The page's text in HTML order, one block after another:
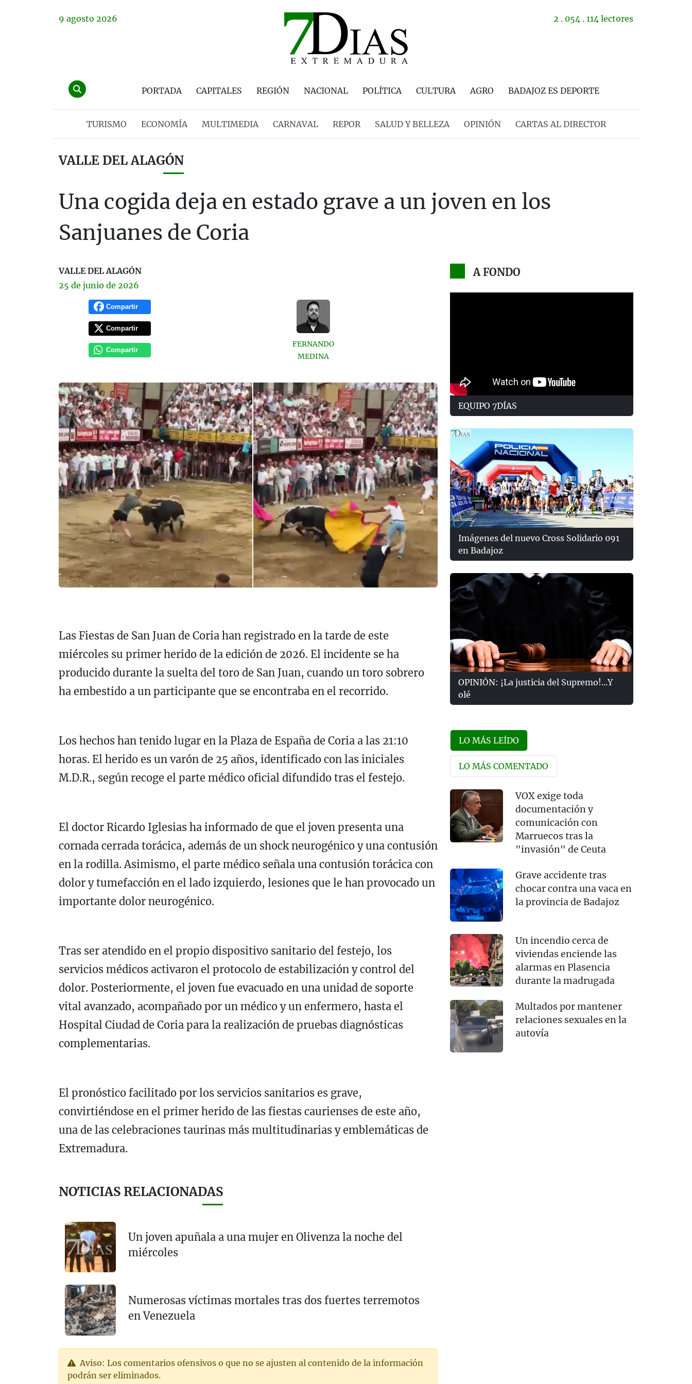
9 agosto 2026 2 . 054 . 114 lectores
PORTADA CAPITALES REGIÓN NACIONAL POLÍTICA CULTURA AGRO BADAJOZ ES DEPORTE
TURISMO ECONOMÍA MULTIMEDIA CARNAVAL REPOR SALUD Y BELLEZA OPINIÓN CARTAS AL DIRECTOR
VALLE DEL ALAGÓN
Una cogida deja en estado grave a un joven en los
Sanjuanes de Coria
VALLE DEL ALAGÓN
25 de junio de 2026
Compartir
Compartir
Compartir
FERNANDO
MEDINA
Las Fiestas de San Juan de Coria han registrado en la tarde de este
miércoles su primer herido de la edición de 2026. El incidente se ha
producido durante la suelta del toro de San Juan, cuando un toro sobrero
ha embestido a un participante que se encontraba en el recorrido.
Los hechos han tenido lugar en la Plaza de España de Coria a las 21:10
horas. El herido es un varón de 25 años, identificado con las iniciales
M.D.R., según recoge el parte médico oficial difundido tras el festejo.
El doctor Ricardo Iglesias ha informado de que el joven presenta una
cornada cerrada torácica, además de un shock neurogénico y una contusión
en la rodilla. Asimismo, el parte médico señala una contusión torácica con
dolor y tumefacción en el lado izquierdo, lesiones que le han provocado un
importante dolor neurogénico.
Tras ser atendido en el propio dispositivo sanitario del festejo, los
servicios médicos activaron el protocolo de estabilización y control del
dolor. Posteriormente, el joven fue evacuado en una unidad de soporte
vital avanzado, acompañado por un médico y un enfermero, hasta el
Hospital Ciudad de Coria para la realización de pruebas diagnósticas
complementarias.
El pronóstico facilitado por los servicios sanitarios es grave,
convirtiéndose en el primer herido de las fiestas caurienses de este año,
una de las celebraciones taurinas más multitudinarias y emblemáticas de
Extremadura.
NOTICIAS RELACIONADAS
Un joven apuñala a una mujer en Olivenza la noche del
miércoles
Numerosas víctimas mortales tras dos fuertes terremotos
en Venezuela
Aviso: Los comentarios ofensivos o que no se ajusten al contenido de la información
podrán ser eliminados.
A FONDO
EQUIPO 7DÍAS
Imágenes del nuevo Cross Solidario 091
en Badajoz
OPINIÓN: ¡La justicia del Supremo!...Y
olé
LO MÁS LEÍDO
LO MÁS COMENTADO
VOX exige toda
documentación y
comunicación con
Marruecos tras la
"invasión" de Ceuta
Grave accidente tras
chocar contra una vaca en
la provincia de Badajoz
Un incendio cerca de
viviendas enciende las
alarmas en Plasencia
durante la madrugada
Multados por mantener
relaciones sexuales en la
autovía